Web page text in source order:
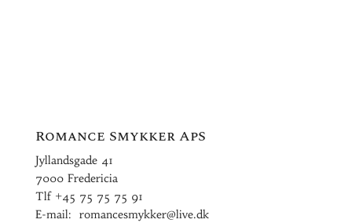
Romance Smykker ApS
Jyllandsgade 41
7000 Fredericia
Tlf +45 75 75 75 91
E-mail: romancesmykker@live.dk